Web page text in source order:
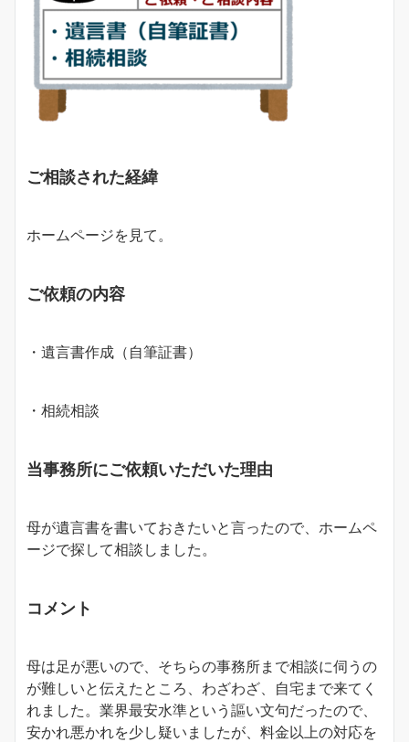
ご相談された経緯
ホームページを見て。
ご依頼の内容
・遺言書作成（自筆証書）
・相続相談
当事務所にご依頼いただいた理由
母が遺言書を書いておきたいと言ったので、ホームペ
ージで探して相談しました。
コメント
母は足が悪いので、そちらの事務所まで相談に伺うの
が難しいと伝えたところ、わざわざ、自宅まで来てく
れました。業界最安水準という謳い文句だったので、
安かれ悪かれを少し疑いましたが、料金以上の対応を